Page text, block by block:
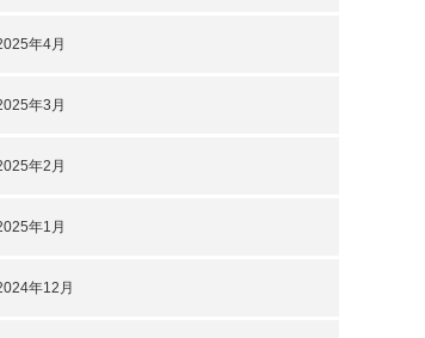
年4月
年3月
年2月
年1月
年12月